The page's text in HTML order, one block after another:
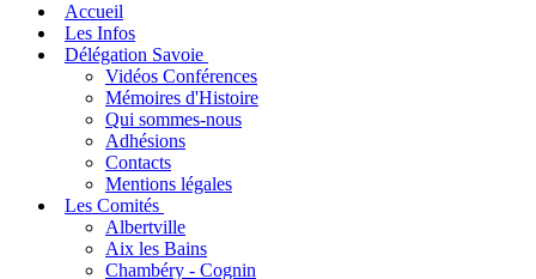
Accueil
Les Infos
Délégation Savoie
Vidéos Conférences
Mémoires d'Histoire
Qui sommes-nous
Adhésions
Contacts
Mentions légales
Les Comités
Albertville
Aix les Bains
Chambéry - Cognin